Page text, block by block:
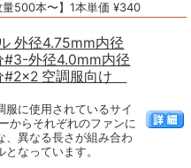
量500本〜】1本単価 ¥340
外径4.75mm内径
#3-外径4.0mm内径
#2×2 空調服向け
服に使用されているサイ
からそれぞれのファンに
、異なる長さが組み合わ
なっています。